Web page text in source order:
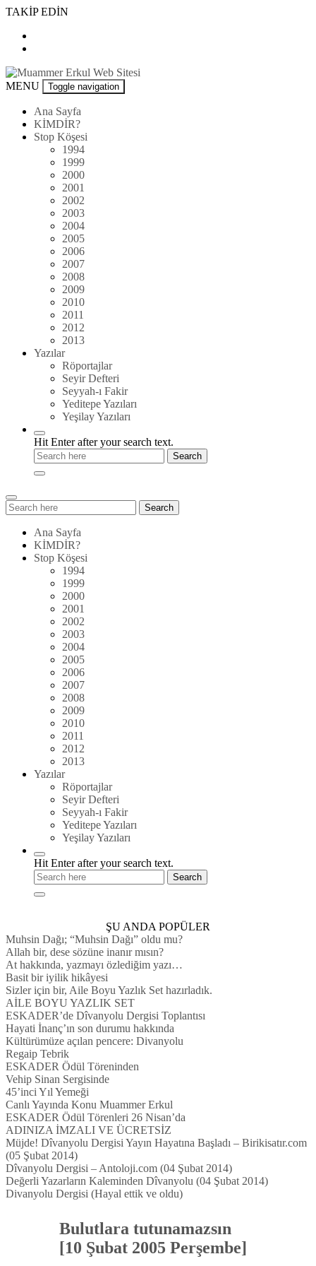
Skip
content
TAKİP EDİN
Muammer
Web
Sitesi
MENU Toggle navigation
Ana Sayfa
KİMDİR?
Stop Köşesi
1994
1999
2000
2001
2002
2003
2004
2005
2006
2007
2008
2009
2010
2011
2012
2013
Yazılar
Röportajlar
Seyir Defteri
Seyyah-ı Fakir
Yeditepe Yazıları
Yeşilay Yazıları
Hit Enter after your search text.
Search
for:
Search
Ana Sayfa
KİMDİR?
Stop Köşesi
1994
1999
2000
2001
2002
2003
2004
2005
2006
2007
2008
2009
2010
2011
2012
2013
Yazılar
Röportajlar
Seyir Defteri
Seyyah-ı Fakir
Yeditepe Yazıları
Yeşilay Yazıları
Hit Enter after your search text.
ŞU ANDA POPÜLER
Muhsin Dağı; “Muhsin Dağı” oldu mu?
Allah bir, dese sözüne inanır mısın?
At hakkında, yazmayı özlediğim yazı…
Basit bir iyilik hikâyesi
Sizler için bir, Aile Boyu Yazlık Set hazırladık.
AİLE BOYU YAZLIK SET
ESKADER’de Dîvanyolu Dergisi Toplantısı
Hayati İnanç’ın son durumu hakkında
Kültürümüze açılan pencere: Divanyolu
Regaip Tebrik
ESKADER Ödül Töreninden
Vehip Sinan Sergisinde
45’inci Yıl Yemeği
Canlı Yayında Konu Muammer Erkul
ESKADER Ödül Törenleri 26 Nisan’da
ADINIZA İMZALI VE ÜCRETSİZ
Müjde! Dîvanyolu Dergisi Yayın Hayatına Başladı – Birikisatır.com
(05 Şubat 2014)
Dîvanyolu Dergisi – Antoloji.com (04 Şubat 2014)
Değerli Yazarların Kaleminden Dîvanyolu (04 Şubat 2014)
Divanyolu Dergisi (Hayal ettik ve oldu)
Bulutlara tutunamazsın
[10 Şubat 2005 Perşembe]